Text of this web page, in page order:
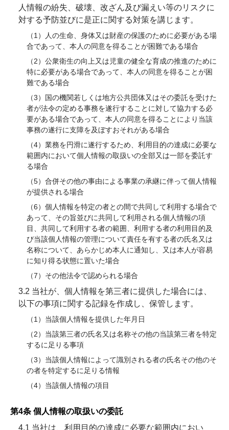
人情報の紛失、破壊、改ざん及び漏えい等のリスクに
対する予防並びに是正に関する対策を講じます。
（1）人の生命、身体又は財産の保護のために必要がある場
合であって、本人の同意を得ることが困難である場合
（2）公衆衛生の向上又は児童の健全な育成の推進のために
特に必要がある場合であって、本人の同意を得ることが困
難である場合
（3）国の機関若しくは地方公共団体又はその委託を受けた
者が法令の定める事務を遂行することに対して協力する必
要がある場合であって、本人の同意を得ることにより当該
事務の遂行に支障を及ぼすおそれがある場合
（4）業務を円滑に遂行するため、利用目的の達成に必要な
範囲内において個人情報の取扱いの全部又は一部を委託す
る場合
（5）合併その他の事由による事業の承継に伴って個人情報
が提供される場合
（6）個人情報を特定の者との間で共同して利用する場合で
あって、その旨並びに共同して利用される個人情報の項
目、共同して利用する者の範囲、利用する者の利用目的及
び当該個人情報の管理について責任を有する者の氏名又は
名称について、あらかじめ本人に通知し、又は本人が容易
に知り得る状態に置いた場合
（7）その他法令で認められる場合
3.2 当社が、個人情報を第三者に提供した場合には、
以下の事項に関する記録を作成し、保管します。
（1）当該個人情報を提供した年月日
（2）当該第三者の氏名又は名称その他の当該第三者を特定
するに足りる事項
（3）当該個人情報によって識別される者の氏名その他のそ
の者を特定するに足りる情報
（4）当該個人情報の項目
第4条 個人情報の取扱いの委託
4.1 当社は、利用目的の達成に必要な範囲内におい